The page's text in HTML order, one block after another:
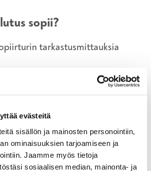
evästeitä
sisällön ja mainosten personointiin,
ominaisuuksien tarjoamiseen ja
Jaamme myös tietoja
sosiaalisen median, mainonta- ja
sopii?
tarkastusmittauksia
i Kysy lisää
koulutuskoordinaattori,
autoala/raskaskalusto, auto- ja
henkilönostimet, kuormausnosturit
050 374 2215